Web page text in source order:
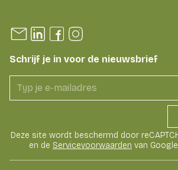
Schrijf je in voor de nieuwsbrief
Deze site wordt beschermd door
en de Servicevoorwaarden van